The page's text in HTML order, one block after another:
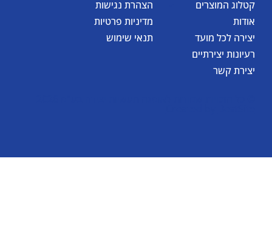
הצהרת נגישות
מדיניות פרטיות
תנאי שימוש
קטלוג המוצרים
אודות
יצירה לכל מועד
רעיונות יצירתיים
יצירת קשר